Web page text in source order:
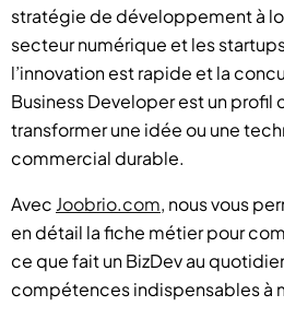
stratégie de développement à
secteur numérique et les
l’innovation est rapide et la
Business Developer est un profil
transformer une idée ou une
commercial durable.
Avec Joobrio.com, nous vous
en détail la fiche métier pour
ce que fait un BizDev au
compétences indispensables à